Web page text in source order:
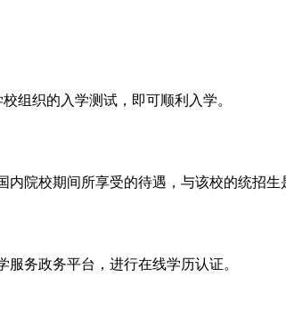
组织的入学测试，即可顺利入学。
院校期间所享受的待遇，与该校的统招生
务政务平台，进行在线学历认证。